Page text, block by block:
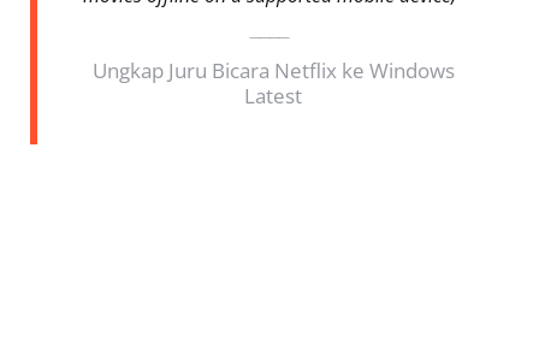
Ungkap Juru Bicara Netflix ke Windows
Latest